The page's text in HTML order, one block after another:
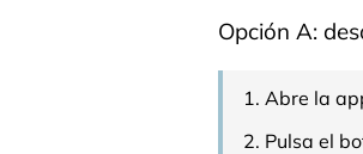
Opción A:
Abre la
Pulsa el